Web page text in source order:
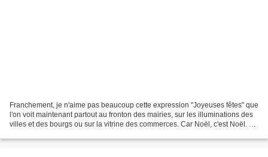
Franchement, je n'aime pas beaucoup cette expression "Joyeuses fêtes" que
l'on voit maintenant partout au fronton des mairies, sur les illuminations des
villes et des bourgs ou sur la vitrine des commerces. Car Noël, c'est Noël. Et